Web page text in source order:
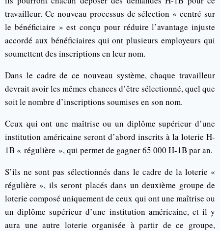
travailleur. Ce nouveau processus de sélection « centré sur
le bénéficiaire » est conçu pour réduire l’avantage injuste
accordé aux bénéficiaires qui ont plusieurs employeurs qui
soumettent des inscriptions en leur nom.
Dans le cadre de ce nouveau système, chaque travailleur
devrait avoir les mêmes chances d’être sélectionné, quel que
soit le nombre d’inscriptions soumises en son nom.
Ceux qui ont une maîtrise ou un diplôme supérieur d’une
institution américaine seront d’abord inscrits à la loterie H-
1B « régulière », qui permet de gagner 65 000 H-1B par an.
S’ils ne sont pas sélectionnés dans le cadre de la loterie «
régulière », ils seront placés dans un deuxième groupe de
loterie composé uniquement de ceux qui ont une maîtrise ou
un diplôme supérieur d’une institution américaine, et il y
aura une autre loterie organisée à partir de ce groupe,